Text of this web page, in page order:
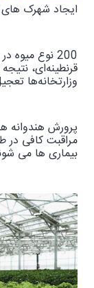
ایجاد شهرک های
200 نوع
قرنطینه‌ای،
وزارتخانه‌ها
پرورش هندوانه
مراقبت کافی در
بیماری ها می